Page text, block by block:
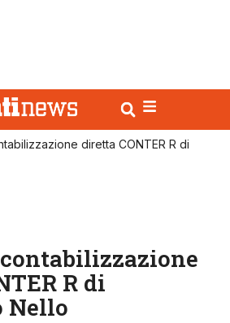
diretta CONTER R di
R di
Nello